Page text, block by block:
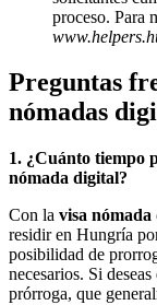
proceso. Para
Preguntas
nómadas
1. ¿Cuánto tiempo
nómada digital?
Con la visa
residir en Hungría
posibilidad de
necesarios. Si
prórroga, que